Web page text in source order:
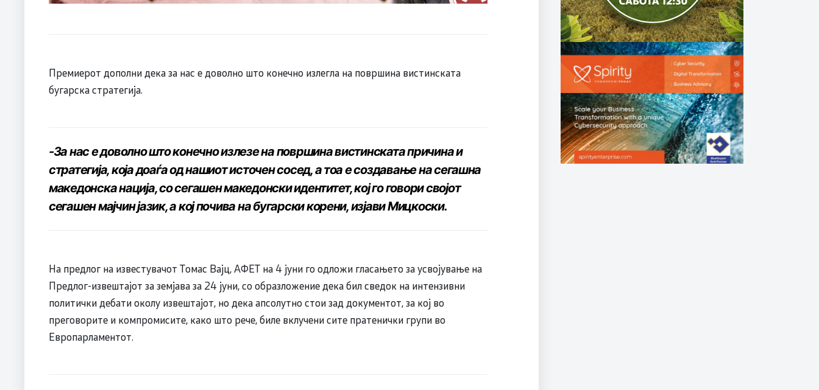
Премиерот дополни дека за нас е доволно што конечно излегла на површина вистинската
бугарска стратегија.
-За нас е доволно што конечно излезе на површина вистинската причина и
стратегија, која доаѓа од нашиот источен сосед, а тоа е создавање на сегашна
македонска нација, со сегашен македонски идентитет, кој го говори својот
сегашен мајчин јазик, а кој почива на бугарски корени, изјави Мицкоски.
На предлог на известувачот Томас Вајц, АФЕТ на 4 јуни го одложи гласањето за усвојување на
Предлог-извештајот за земјава за 24 јуни, со образложение дека бил сведок на интензивни
политички дебати околу извештајот, но дека апсолутно стои зад документот, за кој во
преговорите и компромисите, како што рече, биле вклучени сите пратенички групи во
Европарламентот.